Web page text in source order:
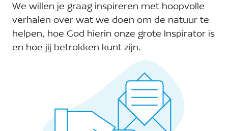
Bekijk de site van Organisator
E-mail:
assen@arocha.org
We willen je graag inspireren met hoopvolle
verhalen over wat we doen om de natuur te
helpen, hoe God hierin onze grote Inspirator is
en hoe jij betrokken kunt zijn.